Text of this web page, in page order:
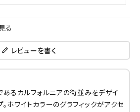
る
レビューを書く
あるカルフォルニアの街並みをデザイ
。ホワイトカラーのグラフィックがアクセ